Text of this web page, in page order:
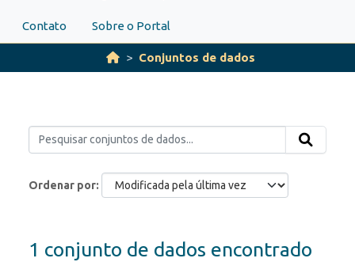
Contato Sobre o Portal
Conjuntos de dados
Ordenar por
1 conjunto de dados encontrado